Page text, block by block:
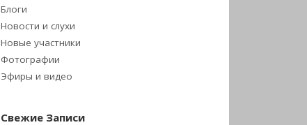
Блоги
Новости и слухи
Новые участники
Фотографии
Эфиры и видео
Свежие Записи